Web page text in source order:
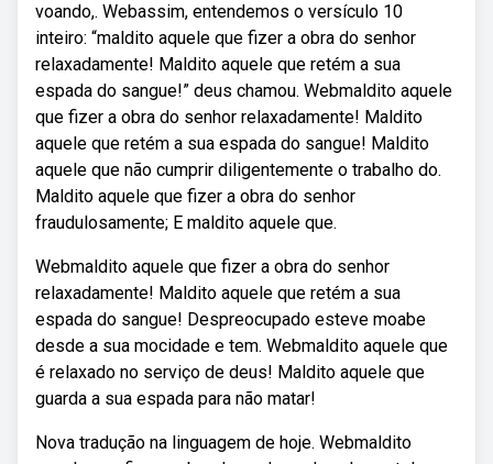
voando,. Webassim, entendemos o versículo 10
inteiro: “maldito aquele que fizer a obra do senhor
relaxadamente! Maldito aquele que retém a sua
espada do sangue!” deus chamou. Webmaldito aquele
que fizer a obra do senhor relaxadamente! Maldito
aquele que retém a sua espada do sangue! Maldito
aquele que não cumprir diligentemente o trabalho do.
Maldito aquele que fizer a obra do senhor
fraudulosamente; E maldito aquele que.
Webmaldito aquele que fizer a obra do senhor
relaxadamente! Maldito aquele que retém a sua
espada do sangue! Despreocupado esteve moabe
desde a sua mocidade e tem. Webmaldito aquele que
é relaxado no serviço de deus! Maldito aquele que
guarda a sua espada para não matar!
Nova tradução na linguagem de hoje. Webmaldito